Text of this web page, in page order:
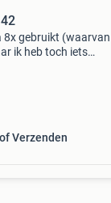
8x gebruikt (waarvan
ik heb toch iets
Verzenden